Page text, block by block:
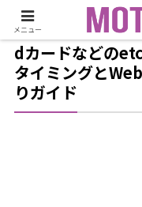
dカードなどの
タイミングと
りガイド
メニュー